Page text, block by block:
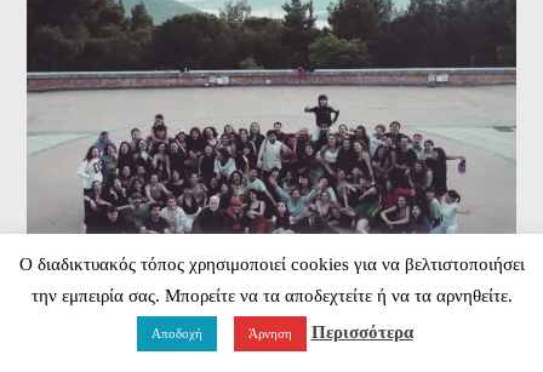
Ο διαδικτυακός τόπος χρησιμοποιεί cookies για να βελτιστοποιήσει
την εμπειρία σας. Μπορείτε να τα αποδεχτείτε ή να τα αρνηθείτε.
Αποδοχή Άρνηση Περισσότερα